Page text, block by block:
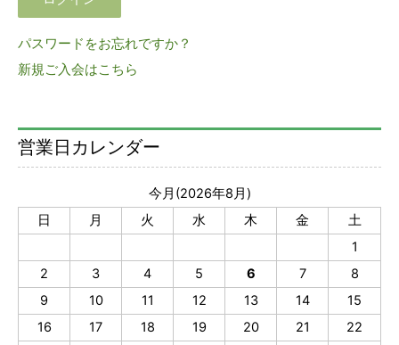
パスワードをお忘れですか？
新規ご入会はこちら
営業日カレンダー
今月(2026年8月)
日
月 火 水 木 金
土
1
2
3 4 5 6 7
8
9
10 11 12 13 14
15
16
17 18 19 20 21
22